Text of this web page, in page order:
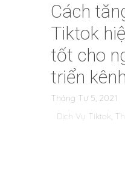
Cách
Tiktok
tốt cho
triển
Tháng Tư 5, 2021
Dịch Vụ Tiktok,